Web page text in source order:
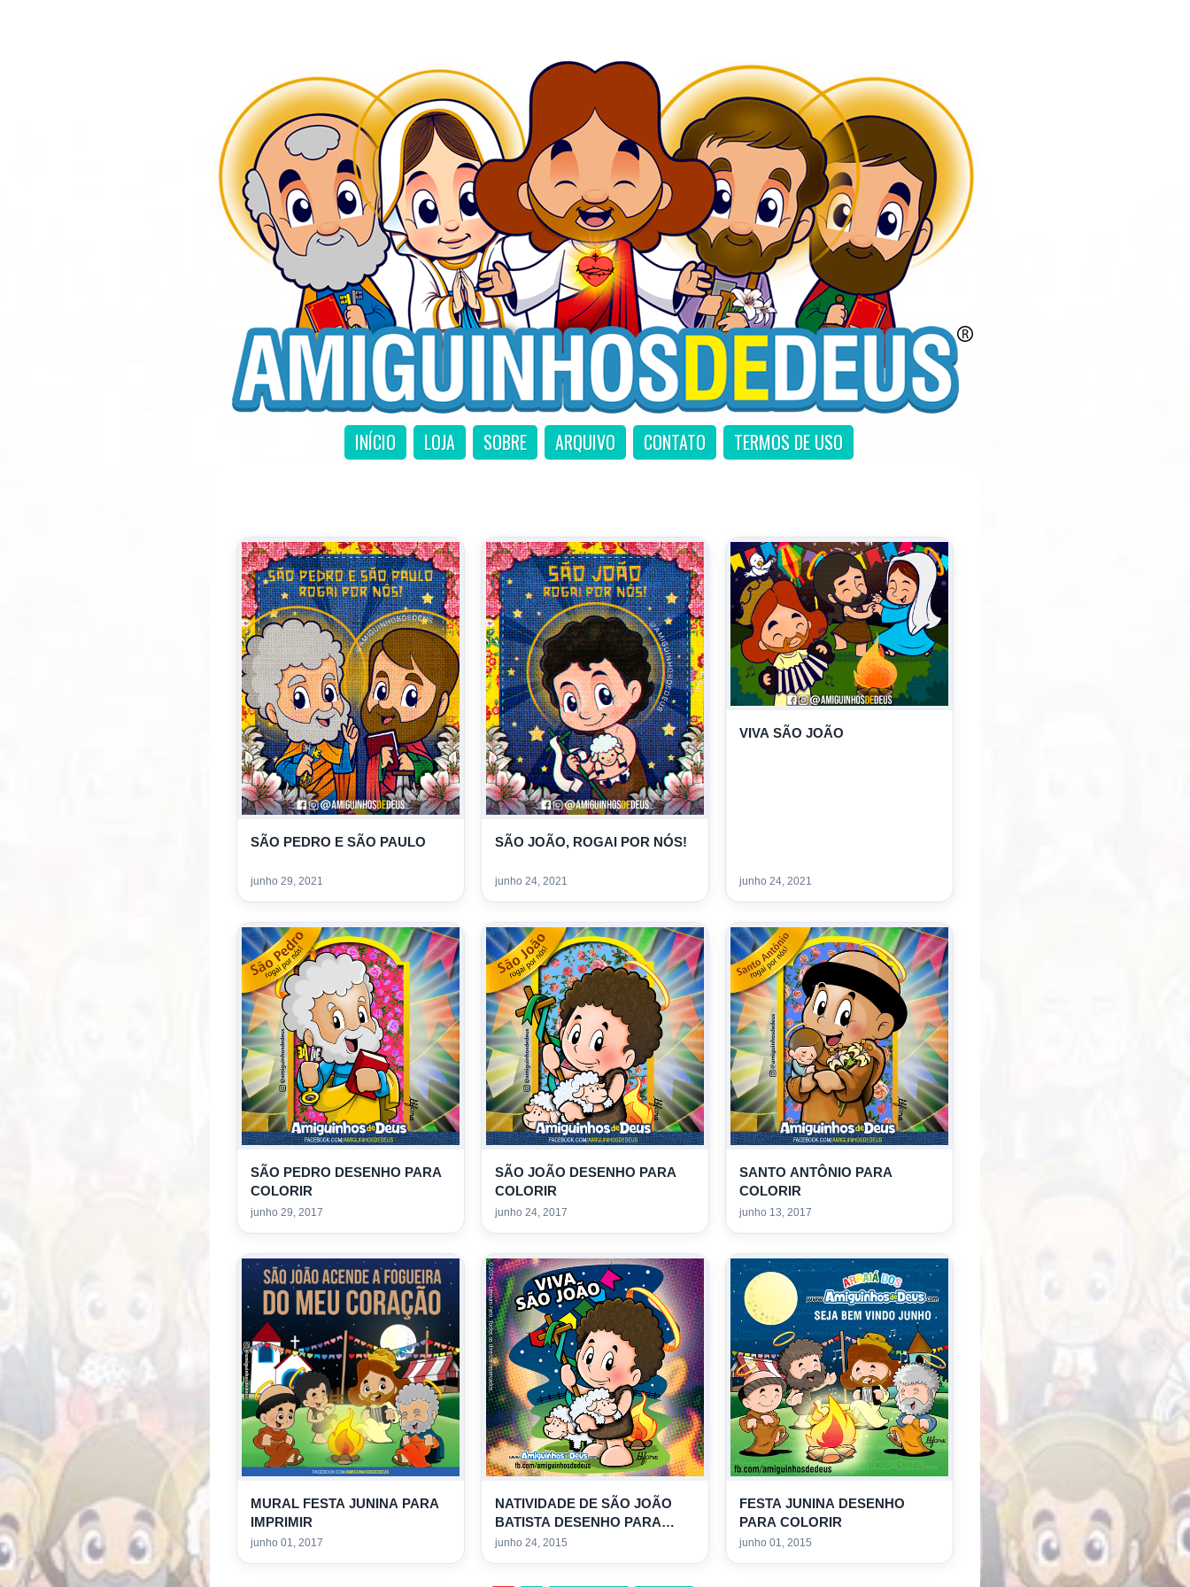
INÍCIO LOJA SOBRE ARQUIVO CONTATO TERMOS DE USO
SÃO PEDRO E SÃO PAULO
junho 29, 2021
SÃO JOÃO, ROGAI POR NÓS!
junho 24, 2021
VIVA SÃO JOÃO
junho 24, 2021
SÃO PEDRO DESENHO PARA
COLORIR
junho 29, 2017
SÃO JOÃO DESENHO PARA
COLORIR
junho 24, 2017
SANTO ANTÔNIO PARA
COLORIR
junho 13, 2017
MURAL FESTA JUNINA PARA
IMPRIMIR
junho 01, 2017
NATIVIDADE DE SÃO JOÃO
BATISTA DESENHO PARA
COLORIR
junho 24, 2015
FESTA JUNINA DESENHO
PARA COLORIR
junho 01, 2015